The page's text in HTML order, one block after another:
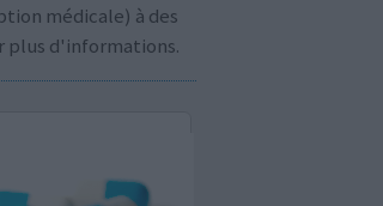
médicale) à des
plus d'informations.